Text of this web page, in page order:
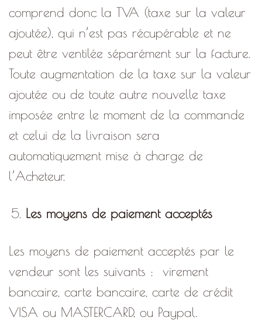
comprend donc la TVA (taxe sur la valeur
ajoutée), qui n’est pas récupérable et ne
peut être ventilée séparément sur la facture.
Toute augmentation de la taxe sur la valeur
ajoutée ou de toute autre nouvelle taxe
imposée entre le moment de la commande
et celui de la livraison sera
automatiquement mise à charge de
l’Acheteur.
Les moyens de paiement acceptés
Les moyens de paiement acceptés par le
vendeur sont les suivants :
virement
bancaire, carte bancaire, carte de crédit
VISA ou MASTERCARD, ou Paypal.